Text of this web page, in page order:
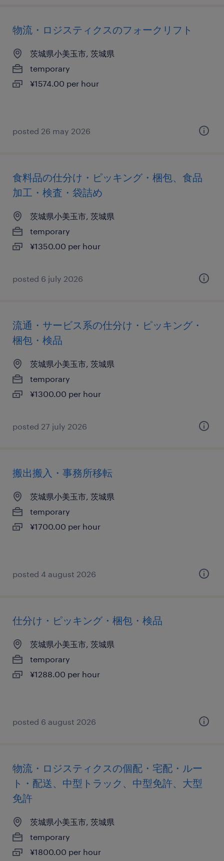
物流・ロジスティクスのフォークリフト
茨城県小美玉市, 茨城県
temporary
¥1574.00 per hour
posted 26 may 2026
食料品の仕分け・ピッキング・梱包、食品
加工・検査・袋詰め
茨城県小美玉市, 茨城県
temporary
¥1350.00 per hour
posted 6 july 2026
流通・サービス系の仕分け・ピッキング・
梱包・検品
茨城県小美玉市, 茨城県
temporary
¥1300.00 per hour
posted 27 july 2026
搬出搬入・事務所移転
茨城県小美玉市, 茨城県
temporary
¥1700.00 per hour
posted 4 august 2026
仕分け・ピッキング・梱包・検品
茨城県小美玉市, 茨城県
temporary
¥1288.00 per hour
posted 6 august 2026
物流・ロジスティクスの個配・宅配・ルー
ト・配送、中型トラック、中型免許、大型
免許
茨城県小美玉市, 茨城県
temporary
¥1800.00 per hour